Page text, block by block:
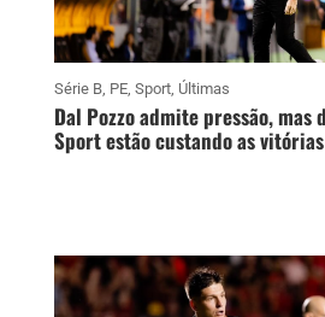
Série B, PE, Sport, Últimas
Dal Pozzo admite pressão, mas
Sport estão custando as